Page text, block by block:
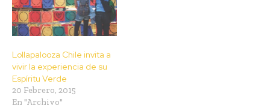
Lollapalooza Chile invita a
vivir la experiencia de su
Espíritu Verde
20 Febrero, 2015
En "Archivo"